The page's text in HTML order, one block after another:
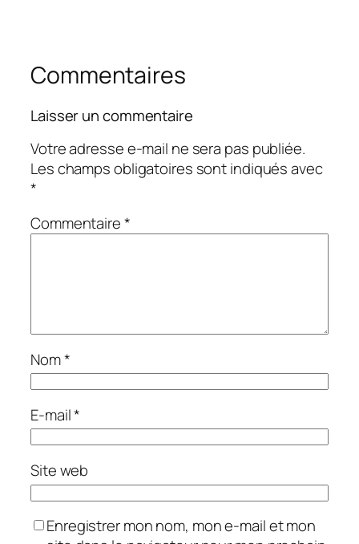
Commentaires
Laisser un commentaire
Votre adresse e-mail ne sera pas publiée.
Les champs obligatoires sont indiqués avec
*
Commentaire*
Nom*
E-mail*
Site web
Enregistrer mon nom, mon e-mail et mon